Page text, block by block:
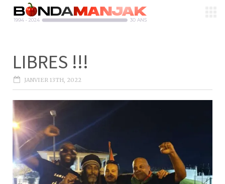
LIBRES !!!
JANVIER 13TH, 2022